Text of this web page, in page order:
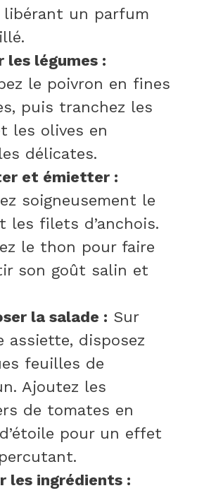
libérant un parfum
les légumes :
le poivron en fines
puis tranchez les
les olives en
délicates.
et émietter :
soigneusement le
les filets d’anchois.
le thon pour faire
son goût salin et
la salade : Sur
assiette, disposez
feuilles de
Ajoutez les
de tomates en
pour un effet
les ingrédients :